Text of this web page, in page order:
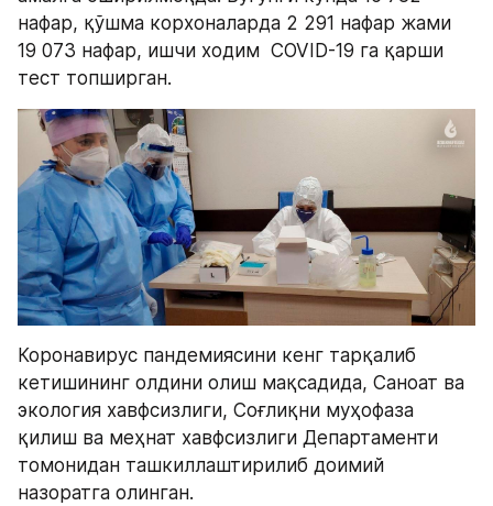
нафар, қўшма корхоналарда 2 291 нафар жами
19 073 нафар, ишчи ходим  COVID-19 га қарши
тест топширган.
Коронавирус пандемиясини кенг тарқалиб
кетишининг олдини олиш мақсадида, Саноат ва
экология хавфсизлиги, Соғлиқни муҳофаза
қилиш ва меҳнат хавфсизлиги Департаменти
томонидан ташкиллаштирилиб доимий
назоратга олинган.